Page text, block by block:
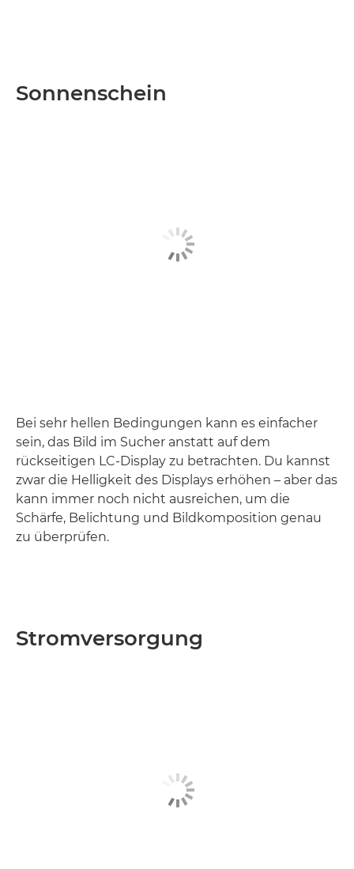
Sonnenschein
Bei sehr hellen Bedingungen kann es einfacher
sein, das Bild im Sucher anstatt auf dem
rückseitigen LC-Display zu betrachten. Du kannst
zwar die Helligkeit des Displays erhöhen – aber das
kann immer noch nicht ausreichen, um die
Schärfe, Belichtung und Bildkomposition genau
zu überprüfen.
Stromversorgung